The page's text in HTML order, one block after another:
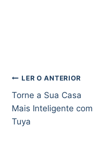
LER O ANTERIOR
Torne a Sua Casa
Mais Inteligente com
Tuya